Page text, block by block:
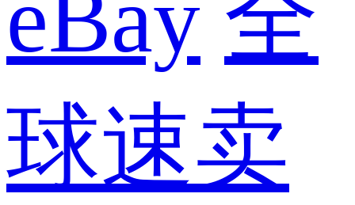
球速卖